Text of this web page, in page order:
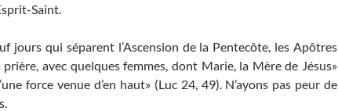
Saint.
jours qui séparent l’Ascension de la Pentecôte, les Apôtres
avec quelques femmes, dont Marie, la Mère de Jésus»
force venue d’en haut» (Luc 24, 49). N’ayons pas peur de